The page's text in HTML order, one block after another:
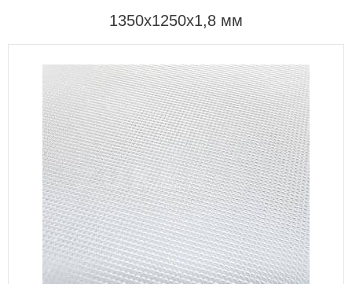
1350х1250х1,8 мм